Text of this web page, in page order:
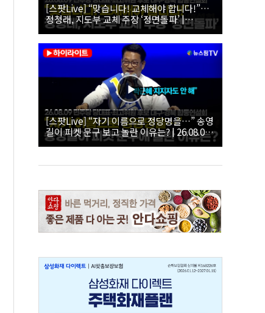
[스팟Live] “맞습니다! 교체해야 합니다!”…
정청래, 지도부 교체 주장 ‘정면돌파’ |
26.08.09 더불어민주당 당대표·최고위원 후
보 대구·경북 합동연설회
[스팟Live] “자기 이름으로 정당명을…” 송영
길이 피켓 문구 보고 놀란 이유는? | 26.08.09
더불어민주당 당대표·최고위원 후보 대구·경